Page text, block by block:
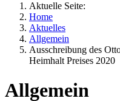
Aktuelle Seite:
Home
Aktuelles
Allgemein
Ausschreibung des
Heimhalt Preises 2020
Allgemein